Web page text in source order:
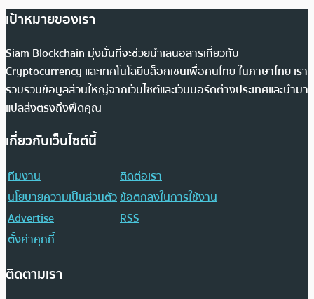
เป้าหมายของเรา
Siam Blockchain มุ่งมั่นที่จะช่วยนำเสนอสารเกี่ยวกับ
Cryptocurrency และเทคโนโลยีบล็อกเชนเพื่อคนไทย ในภาษาไทย เรา
รวบรวมข้อมูลส่วนใหญ่จากเว็บไซต์และเว็บบอร์ดต่างประเทศและนำมา
แปลส่งตรงถึงฟีดคุณ
เกี่ยวกับเว็บไซต์นี้
ทีมงาน
ติดต่อเรา
นโยบายความเป็นส่วนตัวข้อตกลงในการใช้งาน
Advertise
RSS
ตั้งค่าคุกกี้
ติดตามเรา